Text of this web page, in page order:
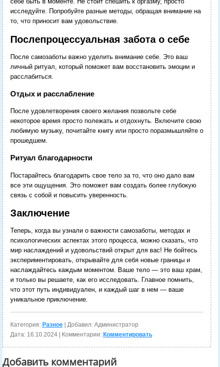
исследуйте. Попробуйте разные методы, обращая внимание на
то, что приносит вам удовольствие.
Послепроцессуальная забота о себе
После самозаботы важно уделить внимание себе. Это ваш
личный ритуал, который поможет вам восстановить эмоции и
расслабиться.
Отдых и расслабление
После удовлетворения своего желания позвольте себе
некоторое время просто полежать и отдохнуть. Включите свою
любимую музыку, почитайте книгу или просто поразмышляйте о
прошедшем.
Ритуал благодарности
Постарайтесь благодарить свое тело за то, что оно дало вам
все эти ощущения. Это поможет вам создать более глубокую
связь с собой и повысить уверенность.
Заключение
Теперь, когда вы узнали о важности самозаботы, методах и
психологических аспектах этого процесса, можно сказать, что
мир наслаждений и удовольствий открыт для вас! Не бойтесь
экспериментировать, открывайте для себя новые границы и
наслаждайтесь каждым моментом. Ваше тело — это ваш храм,
и только вы решаете, как его исследовать. Главное помнить,
что этот путь индивидуален, и каждый шаг в нем — ваше
уникальное приключение.
Категория: Разное| Добавил: Администратор
Дата: 16.10.2024| Комментарии: Комментировать
Добавить комментарий